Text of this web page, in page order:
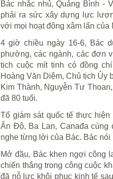
Bác nhắc nhủ, Quảng Bình -
phải ra sức xây dựng lực
với mọi hoạt động xâm lấn của
4 giờ chiều ngày 16-6, Bác
phường, các ngành, các đơn
tịch cuộc mít tinh có đồng
Hoàng Văn Diệm, Chủ tịch Ủy
Kim Thành, Nguyễn Tư
đã 80 tuổi.
Tổ giám sát quốc tế thực
Ấn Độ, Ba Lan, Canađa
nghe từng lời của Bác. Bác nói
Mở đầu, Bác khen ngợi công
chiến thắng trong công cuộc
đã nỗ lực khôi phục kinh tế